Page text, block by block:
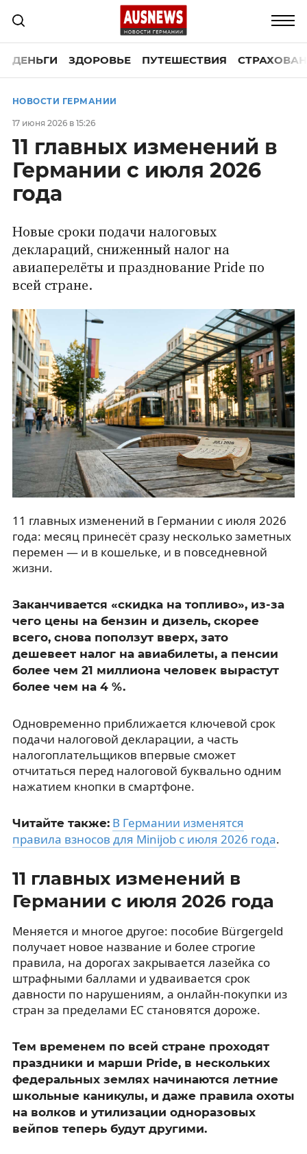
ДЕНЬГИ ЗДОРОВЬЕ ПУТЕШЕСТВИЯ
НОВОСТИ ГЕРМАНИИ
17 июня 2026 в 15:26
11 главных изменений в
Германии с июля 2026
года
Новые сроки подачи налоговых
деклараций, сниженный налог на
авиаперелёты и празднование Pride по
всей стране.
11 главных изменений в Германии с июля 2026
года: месяц принесёт сразу несколько заметных
перемен — и в кошельке, и в повседневной
жизни.
Заканчивается «скидка на топливо», из-за
чего цены на бензин и дизель, скорее
всего, снова поползут вверх, зато
дешевеет налог на авиабилеты, а пенсии
более чем 21 миллиона человек вырастут
более чем на 4 %.
Одновременно приближается ключевой срок
подачи налоговой декларации, а часть
налогоплательщиков впервые сможет
отчитаться перед налоговой буквально одним
нажатием кнопки в смартфоне.
Читайте также: В Германии изменятся
правила взносов для Minijob с июля 2026 года.
11 главных изменений в
Германии с июля 2026 года
Меняется и многое другое: пособие Bürgergeld
получает новое название и более строгие
правила, на дорогах закрывается лазейка со
штрафными баллами и удваивается срок
давности по нарушениям, а онлайн-покупки из
стран за пределами ЕС становятся дороже.
Тем временем по всей стране проходят
праздники и марши Pride, в нескольких
федеральных землях начинаются летние
школьные каникулы, и даже правила охоты
на волков и утилизации одноразовых
вейпов теперь будут другими.